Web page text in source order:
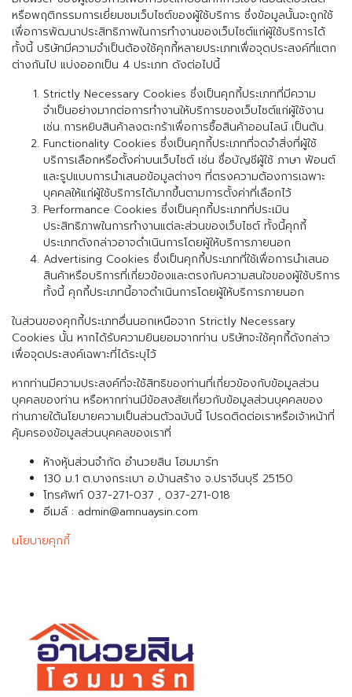
หรือพฤติกรรมการเยี่ยมชมเว็บไซต์ของผู้ใช้บริการ ซึ่งข้อมูลนั้นจะถูกใช้
เพื่อการพัฒนาประสิทธิภาพในการทำงานของเว็บไซต์แก่ผู้ใช้บริการได้
ทั้งนี้ บริษัทมีความจำเป็นต้องใช้คุกกี้หลายประเภทเพื่อจุดประสงค์ที่แตก
ต่างกันไป แบ่งออกเป็น 4 ประเภท ดังต่อไปนี้
Strictly Necessary Cookies ซึ่งเป็นคุกกี้ประเภทที่มีความ
จำเป็นอย่างมากต่อการทำงานให้บริการของเว็บไซต์แก่ผู้ใช้งาน
เช่น การหยิบสินค้าลงตะกร้าเพื่อการซื้อสินค้าออนไลน์ เป็นต้น
Functionality Cookies ซึ่งเป็นคุกกี้ประเภทที่จดจำสิ่งที่ผู้ใช้
บริการเลือกหรือตั้งค่าบนเว็บไซต์ เช่น ชื่อบัญชีผู้ใช้ ภาษา ฟ้อนต์
และรูปแบบการนำเสนอข้อมูลต่างๆ ที่ตรงความต้องการเฉพาะ
บุคคลให้แก่ผู้ใช้บริการได้มากขึ้นตามการตั้งค่าที่เลือกไว้
Performance Cookies ซึ่งเป็นคุกกี้ประเภทที่ประเมิน
ประสิทธิภาพในการทำงานแต่ละส่วนของเว็บไซต์ ทั้งนี้คุกกี้
ประเภทดังกล่าวอาจดำเนินการโดยผู้ให้บริการภายนอก
Advertising Cookies ซึ่งเป็นคุกกี้ประเภทที่ใช้เพื่อการนำเสนอ
สินค้าหรือบริการที่เกี่ยวข้องและตรงกับความสนใจของผู้ใช้บริการ
ทั้งนี้ คุกกี้ประเภทนี้อาจดำเนินการโดยผู้ให้บริการภายนอก
ในส่วนของคุกกี้ประเภทอื่นนอกเหนือจาก Strictly Necessary
Cookies นั้น หากได้รับความยินยอมจากท่าน บริษัทจะใช้คุกกี้ดังกล่าว
เพื่อจุดประสงค์เฉพาะที่ได้ระบุไว้
หากท่านมีความประสงค์ที่จะใช้สิทธิของท่านที่เกี่ยวข้องกับข้อมูลส่วน
บุคคลของท่าน หรือหากท่านมีข้อสงสัยเกี่ยวกับข้อมูลส่วนบุคคลของ
ท่านภายใต้นโยบายความเป็นส่วนตัวฉบับนี้ โปรดติดต่อเราหรือเจ้าหน้าที่
คุ้มครองข้อมูลส่วนบุคคลของเราที่
ห้างหุ้นส่วนจำกัด อำนวยสิน โฮมมาร์ท
130 ม.1 ต.บางกระเบา อ.บ้านสร้าง จ.ปราจีนบุรี 25150
โทรศัพท์ 037-271-037 , 037-271-018
อีเมล์ : admin@amnuaysin.com
นโยบายคุกกี้